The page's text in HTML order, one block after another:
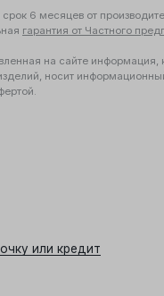
6 месяцев от
гарантия от Частного
на сайте информация,
носит
или кредит